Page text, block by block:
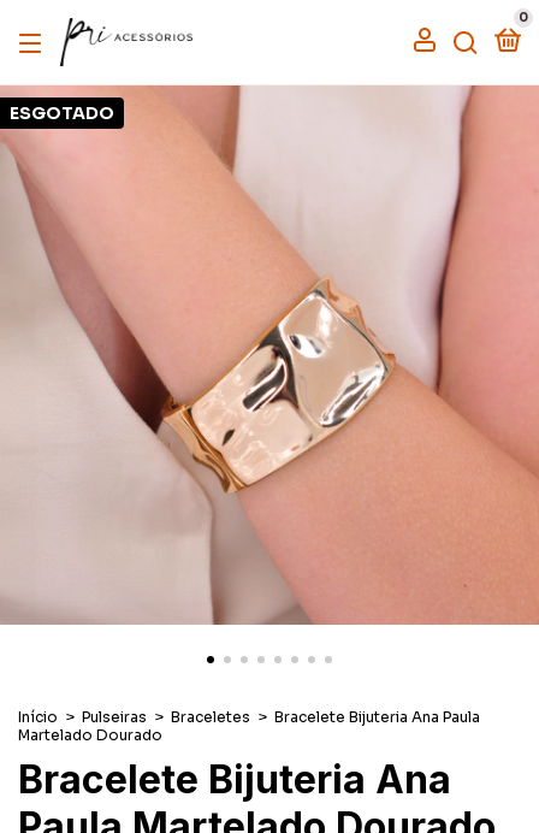
0
ESGOTADO
Início > Pulseiras > Braceletes > Bracelete Bijuteria Ana Paula
Martelado Dourado
Bracelete Bijuteria Ana